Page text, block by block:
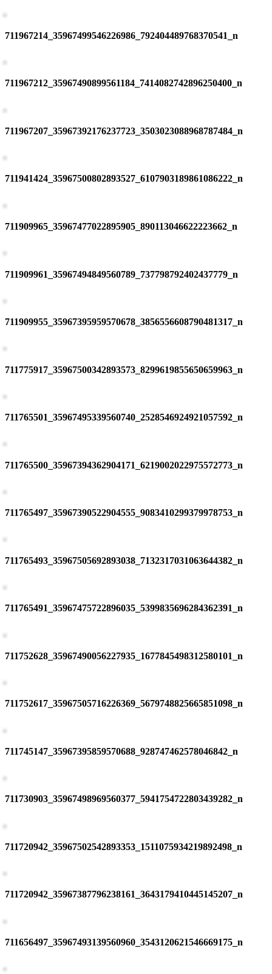
711967214_35967499546226986_792404489768370541_n
711967212_35967490899561184_7414082742896250400_n
711967207_35967392176237723_3503023088968787484_n
711941424_35967500802893527_6107903189861086222_n
711909965_35967477022895905_890113046622223662_n
711909961_35967494849560789_737798792402437779_n
711909955_35967395959570678_3856556608790481317_n
711775917_35967500342893573_8299619855650659963_n
711765501_35967495339560740_2528546924921057592_n
711765500_35967394362904171_6219002022975572773_n
711765497_35967390522904555_9083410299379978753_n
711765493_35967505692893038_7132317031063644382_n
711765491_35967475722896035_5399835696284362391_n
711752628_35967490056227935_1677845498312580101_n
711752617_35967505716226369_5679748825665851098_n
711745147_35967395859570688_928747462578046842_n
711730903_35967498969560377_5941754722803439282_n
711720942_35967502542893353_1511075934219892498_n
711720942_35967387796238161_3643179410445145207_n
711656497_35967493139560960_3543120621546669175_n